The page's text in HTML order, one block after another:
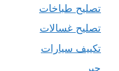
تصليح طباخات
تصليح غسالات
تكييف سيارات
حبر